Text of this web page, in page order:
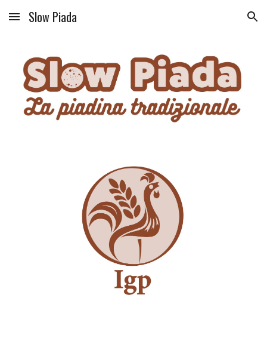
Skip to main content Skip to navigation
Slow Piada